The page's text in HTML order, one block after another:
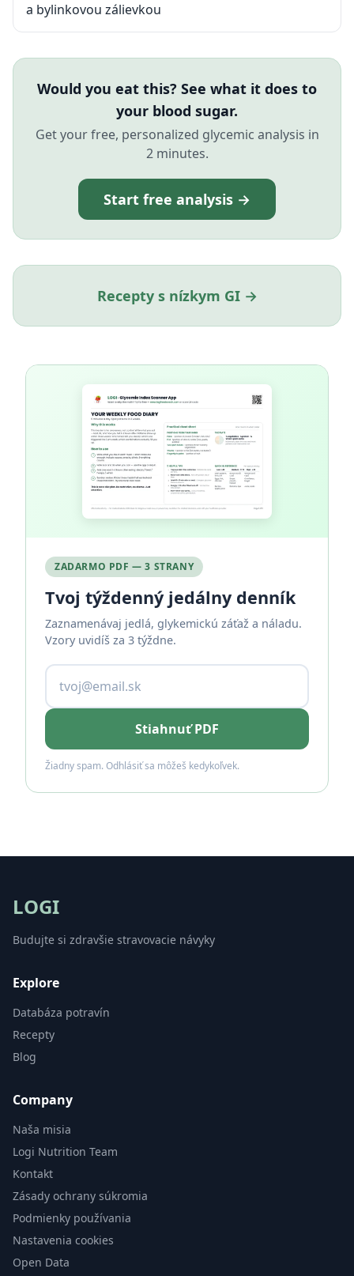
a bylinkovou zálievkou
Would you eat this? See what it does to
your blood sugar.
Get your free, personalized glycemic analysis in
2 minutes.
Start free analysis →
Recepty s nízkym GI →
ZADARMO PDF — 3 STRANY
Tvoj týždenný jedálny denník
Zaznamenávaj jedlá, glykemickú záťaž a náladu.
Vzory uvidíš za 3 týždne.
Stiahnuť PDF
Žiadny spam. Odhlásiť sa môžeš kedykoľvek.
LOGI
Budujte si zdravšie stravovacie návyky
Explore
Databáza potravín
Recepty
Blog
Company
Naša misia
Logi Nutrition Team
Kontakt
Zásady ochrany súkromia
Podmienky používania
Nastavenia cookies
Open Data